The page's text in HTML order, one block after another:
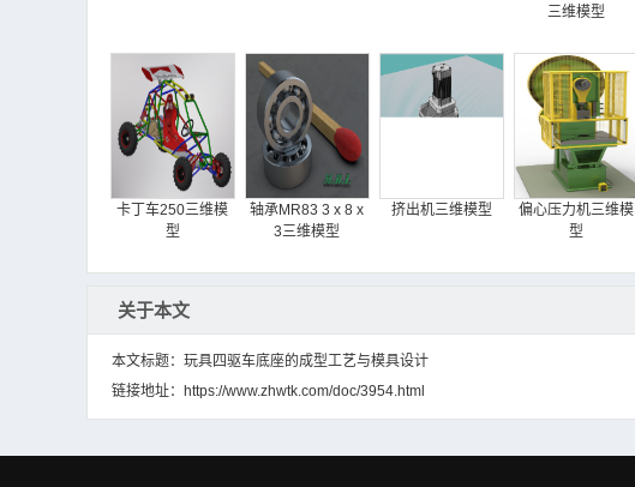
三维模型
卡丁车250三维模
型
轴承MR83 3 x 8 x
3三维模型
挤出机三维模型
偏心压力机三维模
型
关于本文
本文标题：玩具四驱车底座的成型工艺与模具设计
链接地址： https://www.zhwtk.com/doc/3954.html